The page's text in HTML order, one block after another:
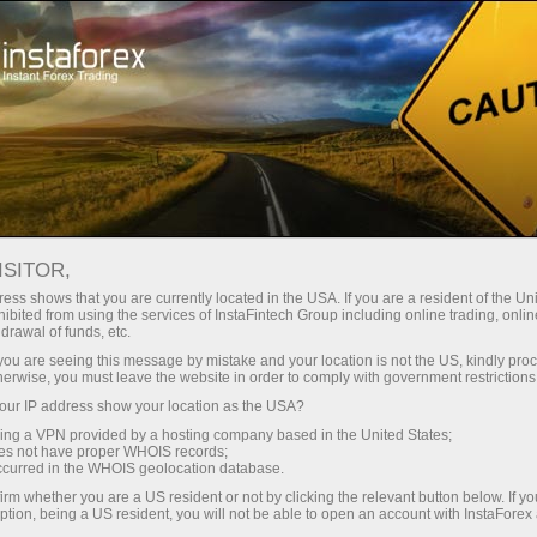
InstaForex билан сиз ҳақиқатан
эга бўласиз: 1:5000 гача кредит
елкаси, бозордаги энг яхши
спред ва комиссиялардан бири,
шунингдек акциялар ва
индекслар билан савдо қилиш
учун қулай шартлар.
Кичик
Ҳар бир депозит учун
30% бонус
Савдода
ва трассада тезлик
shows that you are currently located in the USA. If you are a resident of the
from using the services of InstaFintech Group including online trading,
of funds, etc.
are seeing this message by mistake and your location is not the US, kindly
you must leave the website in order to comply with government
IP address show your location as the USA?
a VPN provided by a hosting company based in the United States;
not have proper WHOIS records;
in the WHOIS geolocation database.
whether you are a US resident or not by clicking the relevant button below. If
being a US resident, you will not be able to open an account with InstaForex